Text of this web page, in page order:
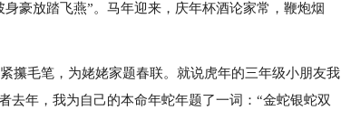
豪放踏飞燕”。马年迎来，庆年杯酒论家常，鞭炮烟
攥毛笔，为姥姥家题春联。就说虎年的三年级小朋友我
去年，我为自己的本命年蛇年题了一词：“金蛇银蛇双